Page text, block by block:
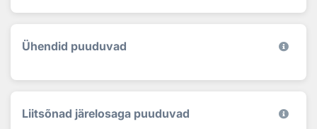
Ühendid puuduvad
Liitsõnad järelosaga puuduvad